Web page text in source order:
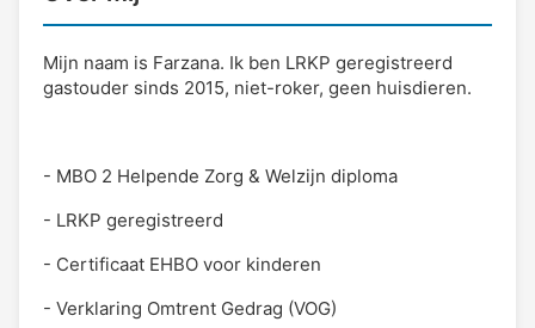
Mijn naam is Farzana. Ik ben LRKP geregistreerd
gastouder sinds 2015, niet-roker, geen huisdieren.
- MBO 2 Helpende Zorg & Welzijn diploma
- LRKP geregistreerd
- Certificaat EHBO voor kinderen
- Verklaring Omtrent Gedrag (VOG)